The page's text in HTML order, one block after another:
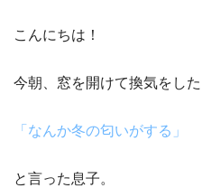
こんにちは！
今朝、窓を開けて換気をした
「なんか冬の匂いがする」
と言った息子。